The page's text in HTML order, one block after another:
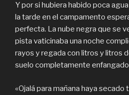
Y por si hubiera habido poca
la tarde en el campamento
perfecta. La nube negra que se
pista vaticinaba una noche
rayos y regada con litros y litros
suelo completamente
«Ojalá para mañana haya